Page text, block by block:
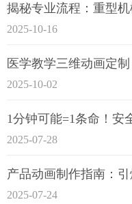
揭秘专业流程：重型
2025-10-16
医学教学三维动画定
2025-10-02
2025-07-28
产品动画制作指南：
2025-07-24